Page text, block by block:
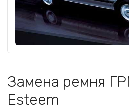
Замена ремня
Esteem